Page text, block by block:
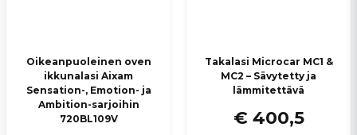
Oikeanpuoleinen oven
ikkunalasi Aixam
Sensation-, Emotion- ja
Ambition-sarjoihin
720BL109V
Takalasi Microcar MC1 &
MC2 – Sävytetty ja
lämmitettävä
€ 400,5
Lähetä kysymys